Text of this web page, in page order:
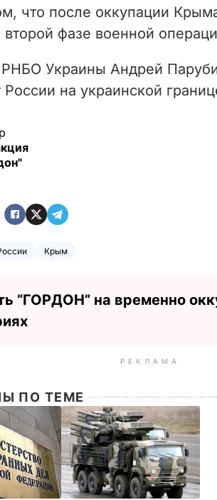
что после оккупации
второй фазе военной
РНБО Украины Андрей
России на украинской
Крым
”ГОРДОН” на временно
РЕКЛАМА
ПО ТЕМЕ